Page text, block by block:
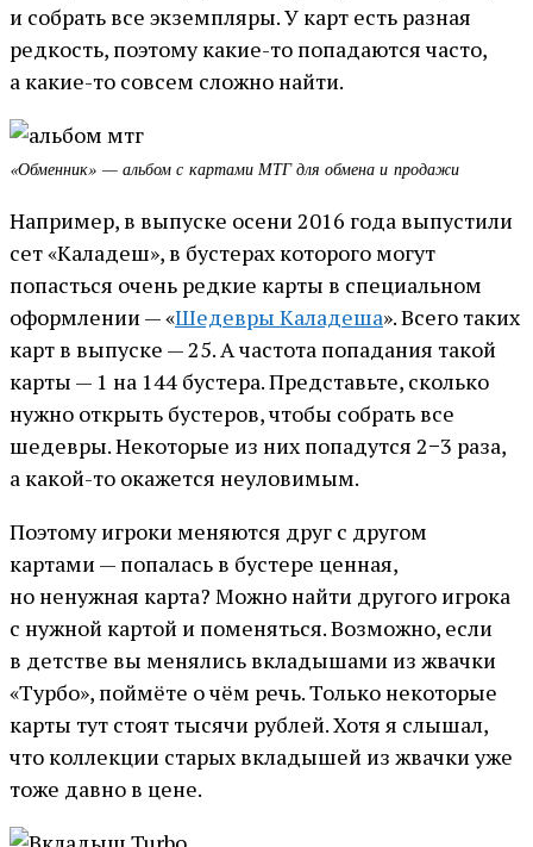
и собрать все экземпляры. У карт есть разная
редкость, поэтому какие-то попадаются часто,
а какие-то совсем сложно найти.
«Обменник» — альбом с картами МТГ для обмена и продажи
Например, в выпуске осени 2016 года выпустили
сет «Каладеш», в бустерах которого могут
попасться очень редкие карты в специальном
оформлении — «Шедевры Каладеша». Всего таких
карт в выпуске — 25. А частота попадания такой
карты — 1 на 144 бустера. Представьте, сколько
нужно открыть бустеров, чтобы собрать все
шедевры. Некоторые из них попадутся 2−3 раза,
а какой-то окажется неуловимым.
Поэтому игроки меняются друг с другом
картами — попалась в бустере ценная,
но ненужная карта? Можно найти другого игрока
с нужной картой и поменяться. Возможно, если
в детстве вы менялись вкладышами из жвачки
«Турбо», поймёте о чём речь. Только некоторые
карты тут стоят тысячи рублей. Хотя я слышал,
что коллекции старых вкладышей из жвачки уже
тоже давно в цене.